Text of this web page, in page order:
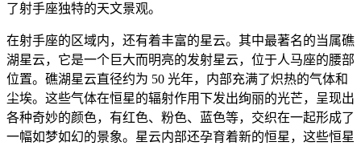
了射手座独特的天文景观。
在射手座的区域内，还有着丰富的星云。其中最著名的当属礁
湖星云，它是一个巨大而明亮的发射星云，位于人马座的腰部
位置。礁湖星云直径约为 50 光年，内部充满了炽热的气体和
尘埃。这些气体在恒星的辐射作用下发出绚丽的光芒，呈现出
各种奇妙的颜色，有红色、粉色、蓝色等，交织在一起形成了
一幅如梦如幻的景象。星云内部还孕育着新的恒星，这些恒星